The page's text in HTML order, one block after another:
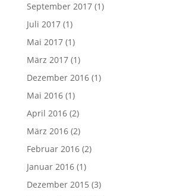
September 2017(1)
Juli 2017(1)
Mai 2017(1)
März 2017(1)
Dezember 2016(1)
Mai 2016(1)
April 2016(2)
März 2016(2)
Februar 2016(2)
Januar 2016(1)
Dezember 2015 (3)